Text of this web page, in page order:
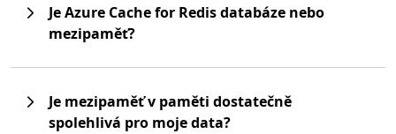
Je Azure Cache for Redis databáze nebo
mezipaměť?
Je mezipaměť v paměti dostatečně
spolehlivá pro moje data?